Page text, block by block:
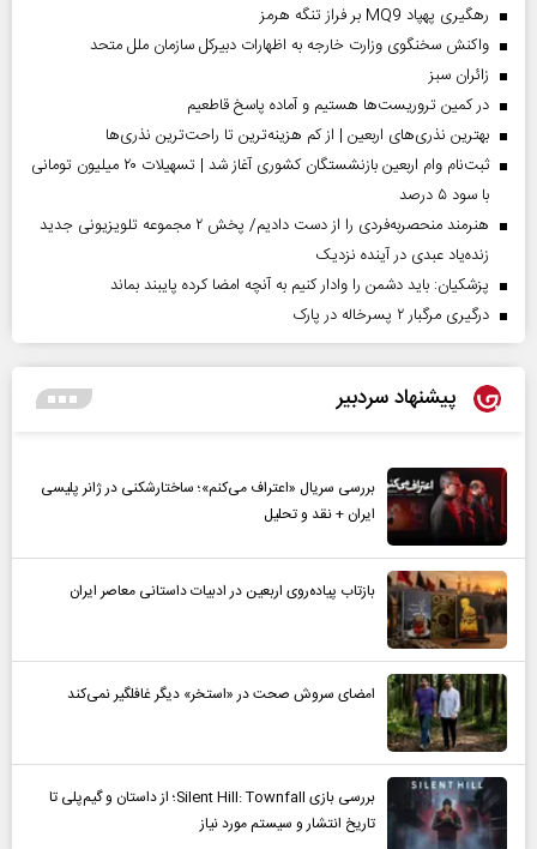
رهگیری پهپاد MQ9 بر فراز تنگه هرمز
واکنش سخنگوی وزارت خارجه به اظهارات دبیرکل سازمان ملل متحد
‌زائران سبز
در کمین تروریست‌ها هستیم و آماده پاسخ قاطعیم
بهترین نذری‌های اربعین | از کم هزینه‌ترین تا راحت‌ترین نذری‌ها
ثبت‌نام وام اربعین بازنشستگان کشوری آغاز شد | تسهیلات ۲۰ میلیون تومانی
با سود ۵ درصد
هنرمند منحصر‌به‌فردی را از دست دادیم/ پخش ۲ مجموعه تلویزیونی جدید
زنده‌یاد عبدی در آینده نزدیک
پزشکیان: باید دشمن را وادار کنیم به آنچه امضا کرده پایبند بماند
درگیری مرگبار ۲ پسرخاله در پارک
پیشنهاد سردبیر
بررسی سریال «اعتراف می‌کنم»؛ ساختارشکنی در ژانر پلیسی
ایران + نقد و تحلیل
بازتاب پیاده‌روی اربعین در ادبیات داستانی معاصر ایران
امضای سروش صحت در «استخر» دیگر غافلگیر نمی‌کند
بررسی بازی Silent Hill: Townfall؛ از داستان و گیم‌پلی تا
تاریخ انتشار و سیستم مورد نیاز